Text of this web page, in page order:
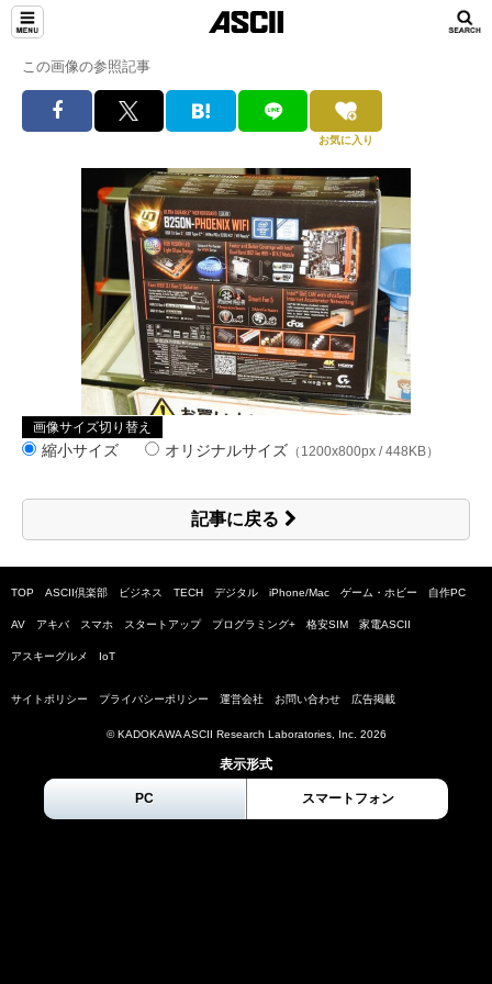
この画像の参照記事
お気に入り
画像サイズ切り替え
縮小サイズ オリジナルサイズ （1200x800px / 448KB）
記事に戻る
TOP ASCII倶楽部 ビジネス TECH デジタル iPhone/Mac ゲーム・ホビー 自作PC
AV アキバ スマホ スタートアップ プログラミング+ 格安SIM 家電ASCII
アスキーグルメ IoT
サイトポリシー プライバシーポリシー 運営会社 お問い合わせ 広告掲載
© KADOKAWA ASCII Research Laboratories, Inc. 2026
表示形式
PC スマートフォン